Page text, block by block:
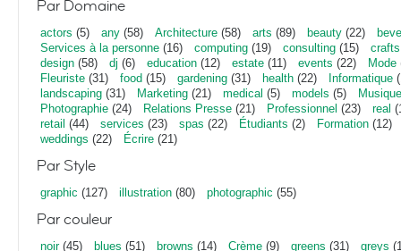
Par Domaine
actors (5) any (58) Architecture (58) arts (89) beauty (22)
Services à la personne (16) computing (19) consulting (15) crafts
design (58) dj (6) education (12) estate (11) events (22) Mode
Fleuriste (31) food (15) gardening (31) health (22) Informatique
landscaping (31) Marketing (21) medical (5) models (5)
Photographie (24) Relations Presse (21) Professionnel (23) real
retail (44) services (23) spas (22) Étudiants (2) Formation (12)
weddings (22) Écrire (21)
Par Style
graphic (127) illustration (80) photographic (55)
Par couleur
noir(45) blues (51) browns (14) Crème (9) greens (31) greys